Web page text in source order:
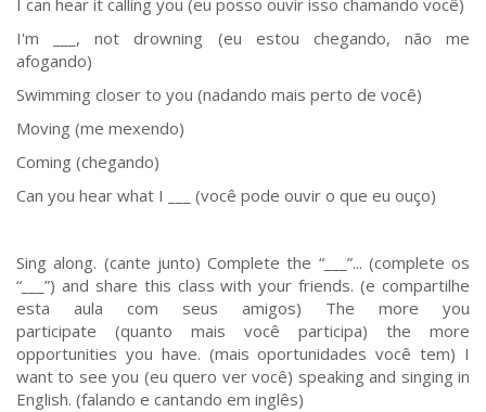
I can hear it calling you (eu posso ouvir isso chamando você)
I'm ___, not drowning (eu estou chegando, não me
afogando)
Swimming closer to you (nadando mais perto de você)
Moving (me mexendo)
Coming (chegando)
Can you hear what I ___ (você pode ouvir o que eu ouço)
Sing along. (cante junto) Complete the “___”... (complete os
“___”) and share this class with your friends. (e compartilhe
esta aula com seus amigos) The more you
participate (quanto mais você participa) the more
opportunities you have. (mais oportunidades você tem) I
want to see you (eu quero ver você) speaking and singing in
English. (falando e cantando em inglês)